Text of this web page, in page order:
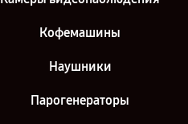
Кофемашины
Наушники
Парогенераторы